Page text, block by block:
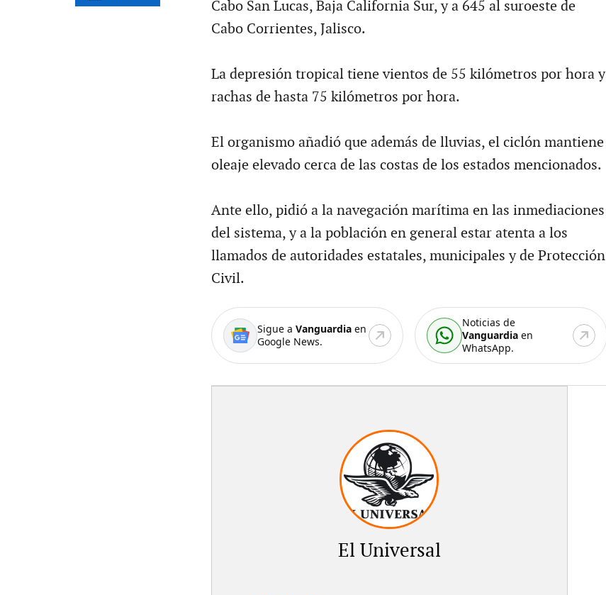
Cabo San Lucas, Baja California Sur, y a 645 al suroeste de
Cabo Corrientes, Jalisco.
La depresión tropical tiene vientos de 55 kilómetros por hora y
rachas de hasta 75 kilómetros por hora.
El organismo añadió que además de lluvias, el ciclón mantiene
oleaje elevado cerca de las costas de los estados mencionados.
Ante ello, pidió a la navegación marítima en las inmediaciones
del sistema, y a la población en general estar atenta a los
llamados de autoridades estatales, municipales y de Protección
Civil.
Sigue a Vanguardiaen
Google News.
Noticias de
Vanguardia en
WhatsApp.
El Universal